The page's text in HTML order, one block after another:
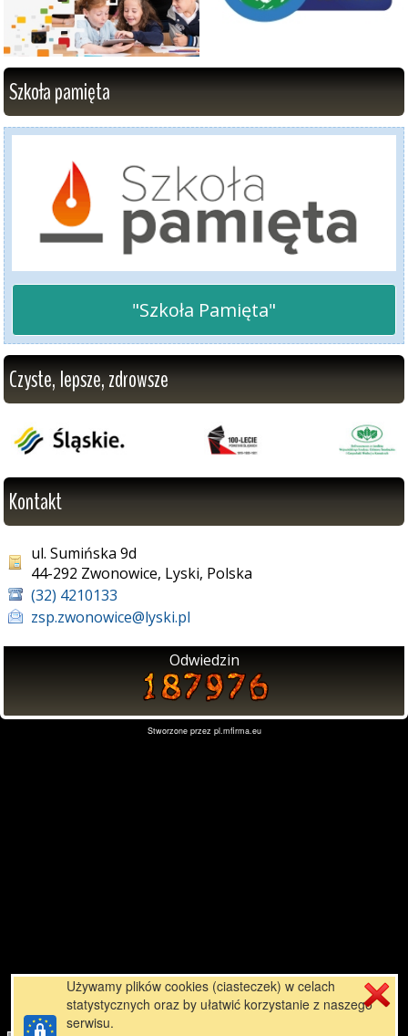
Szkoła pamięta
"Szkoła Pamięta"
Czyste, lepsze, zdrowsze
Kontakt
ul. Sumińska 9d
44-292 Zwonowice, Lyski, Polska
(32) 4210133
zsp.zwonowice@lyski.pl
Odwiedzin
Stworzone przez pl.mfirma.eu
Używamy plików cookies (ciasteczek) w celach
statystycznych oraz by ułatwić korzystanie z naszego
serwisu.